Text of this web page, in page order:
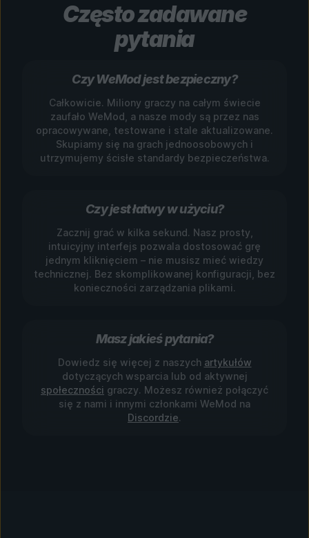
Często zadawane
pytania
Czy WeMod jest bezpieczny?
Całkowicie. Miliony graczy na całym świecie
zaufało WeMod, a nasze mody są przez nas
opracowywane, testowane i stale aktualizowane.
Skupiamy się na grach jednoosobowych i
utrzymujemy ścisłe standardy bezpieczeństwa.
Czy jest łatwy w użyciu?
Zacznij grać w kilka sekund. Nasz prosty,
intuicyjny interfejs pozwala dostosować grę
jednym kliknięciem – nie musisz mieć wiedzy
technicznej. Bez skomplikowanej konfiguracji, bez
konieczności zarządzania plikami.
Masz jakieś pytania?
Dowiedz się więcej z naszych artykułów
dotyczących wsparcia lub od aktywnej
społeczności graczy. Możesz również połączyć
się z nami i innymi członkami WeMod na
Discordzie.